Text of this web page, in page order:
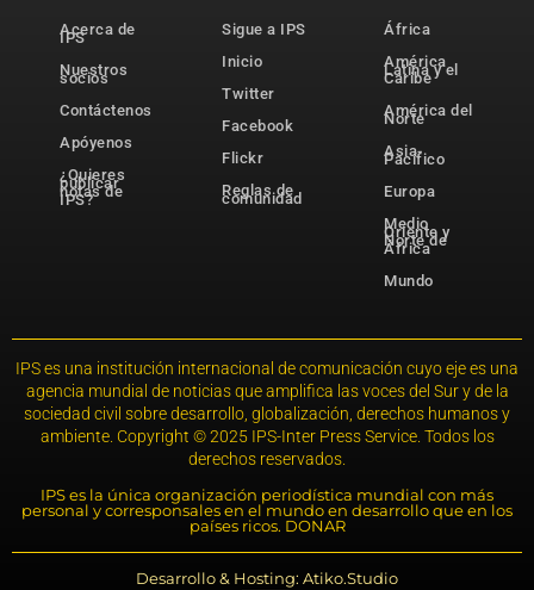
Acerca de
IPS
Nuestros
socios
Contáctenos
Apóyenos
¿Quieres
publicar
notas de
IPS?
Sigue a IPS
Inicio
Twitter
Facebook
Flickr
Reglas de
comunidad
África
América
Latina y el
Caribe
América del
Norte
Asia-
Pacífico
Europa
Medio
Oriente y
Norte de
África
Mundo
IPS es una institución internacional de comunicación cuyo eje es una
agencia mundial de noticias que amplifica las voces del Sur y de la
sociedad civil sobre desarrollo, globalización, derechos humanos y
ambiente. Copyright © 2025 IPS-Inter Press Service. Todos los
derechos reservados.
IPS es la única organización periodística mundial con más
personal y corresponsales en el mundo en desarrollo que en los
países ricos. DONAR
Desarrollo & Hosting: Atiko.Studio